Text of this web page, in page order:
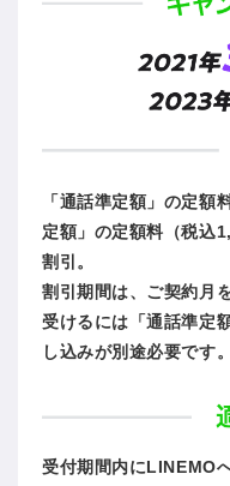
「通話準定額」の定額
定額」の定額料（税込
割引。
割引期間は、ご契約月
受けるには「通話準定
し込みが別途必要です。
受付期間内にLINEMO